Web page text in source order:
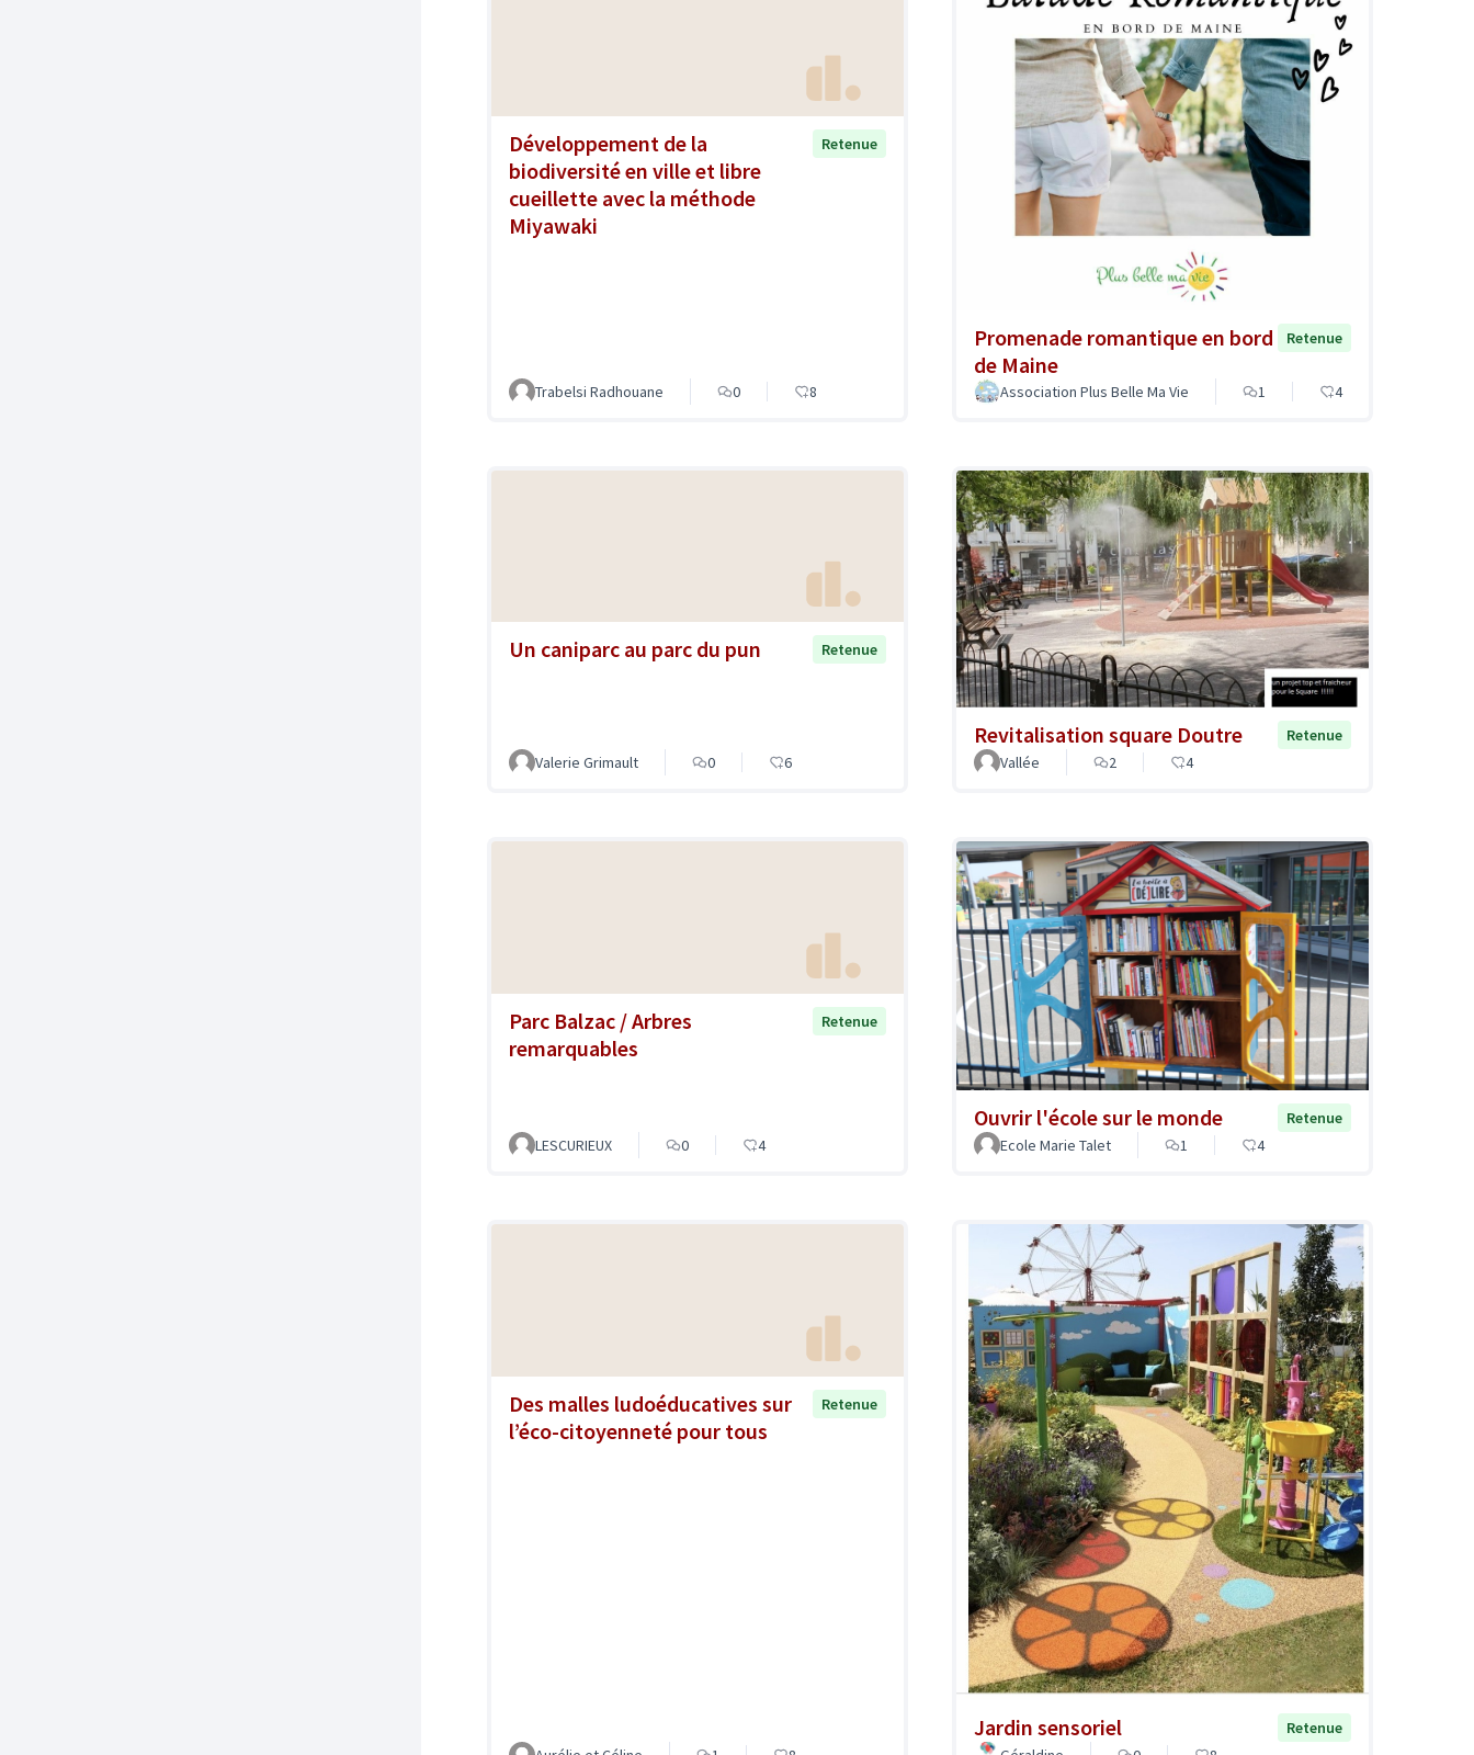
Développement de la
biodiversité en ville et libre
cueillette avec la méthode
Miyawaki
Retenue
Trabelsi Radhouane 0 8
Promenade romantique en bord
de Maine
Retenue
Association Plus Belle Ma Vie 1 4
Un caniparc au parc du pun Retenue
Valerie Grimault 0 6
Revitalisation square Doutre
Retenue
Vallée
2 4
Parc Balzac / Arbres
remarquables
Retenue
LESCURIEUX 0 4
Ouvrir l'école sur le monde
Retenue
Ecole Marie Talet
1 4
Des malles ludoéducatives sur
l’éco-citoyenneté pour tous
Retenue
Jardin sensoriel
Retenue